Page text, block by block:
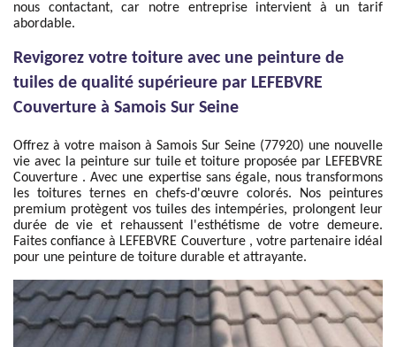
nous contactant, car notre entreprise intervient à un tarif
abordable.
Revigorez votre toiture avec une peinture de
tuiles de qualité supérieure par LEFEBVRE
Couverture à Samois Sur Seine
Offrez à votre maison à Samois Sur Seine (77920) une nouvelle
vie avec la peinture sur tuile et toiture proposée par LEFEBVRE
Couverture . Avec une expertise sans égale, nous transformons
les toitures ternes en chefs-d'œuvre colorés. Nos peintures
premium protègent vos tuiles des intempéries, prolongent leur
durée de vie et rehaussent l'esthétisme de votre demeure.
Faites confiance à LEFEBVRE Couverture , votre partenaire idéal
pour une peinture de toiture durable et attrayante.